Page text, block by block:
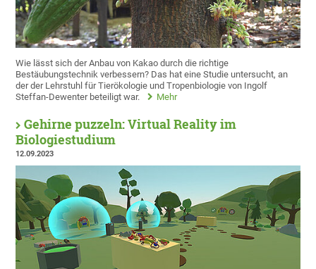
Wie lässt sich der Anbau von Kakao durch die richtige
Bestäubungstechnik verbessern? Das hat eine Studie untersucht, an
der der Lehrstuhl für Tierökologie und Tropenbiologie von Ingolf
Steffan-Dewenter beteiligt war.
Mehr
Gehirne puzzeln: Virtual Reality im
Biologiestudium
12.09.2023